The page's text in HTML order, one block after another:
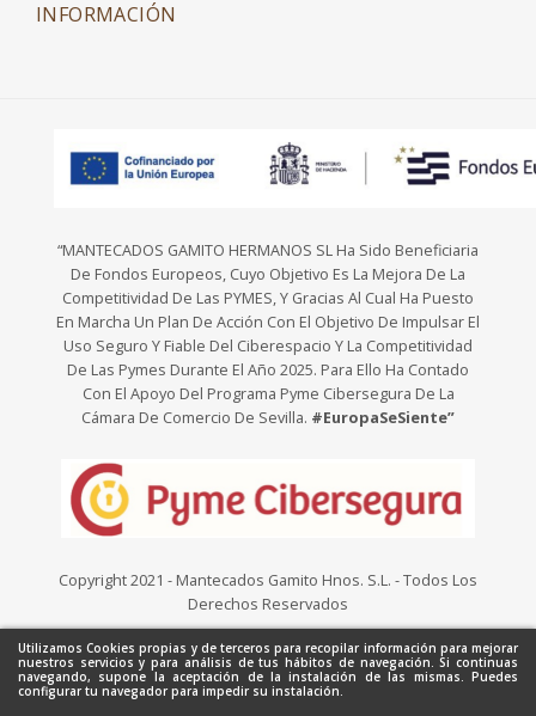
Utilizamos Cookies propias y de terceros para recopilar información para mejorar
nuestros servicios y para análisis de tus hábitos de navegación. Si continuas
navegando, supone la aceptación de la instalación de las mismas. Puedes
configurar tu navegador para impedir su instalación.
INFORMACIÓN
“MANTECADOS GAMITO HERMANOS SL Ha Sido Beneficiaria
De Fondos Europeos, Cuyo Objetivo Es La Mejora De La
Competitividad De Las PYMES, Y Gracias Al Cual Ha Puesto
En Marcha Un Plan De Acción Con El Objetivo De Impulsar El
Uso Seguro Y Fiable Del Ciberespacio Y La Competitividad
De Las Pymes Durante El Año 2025. Para Ello Ha Contado
Con El Apoyo Del Programa Pyme Cibersegura De La
Cámara De Comercio De Sevilla. #EuropaSeSiente”
Copyright 2021 - Mantecados Gamito Hnos. S.L. - Todos Los
Derechos Reservados